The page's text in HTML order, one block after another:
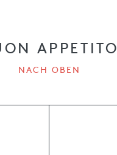
APPETITO
NACH OBEN